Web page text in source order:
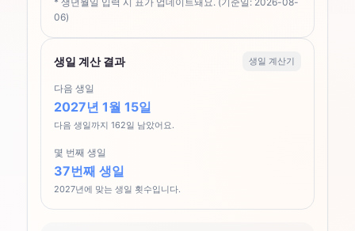
06)
생일 계산 결과 생일 계산기
다음 생일
2027년 1월 15일
다음 생일까지 162일 남았어요.
몇 번째 생일
37번째 생일
2027년에 맞는 생일 횟수입니다.